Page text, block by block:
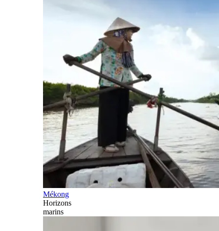
Mékong
Horizons
marins